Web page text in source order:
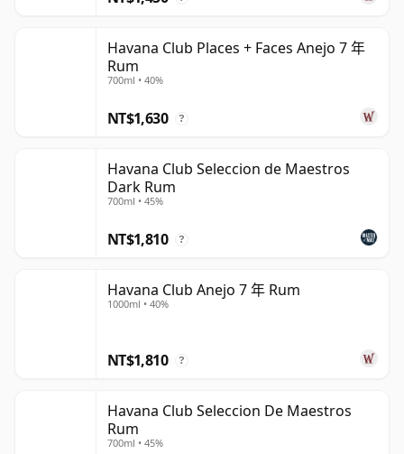
Havana Club Places + Faces Anejo 7 年
Rum
700ml • 40%
NT$1,630 ?
Havana Club Seleccion de Maestros
Dark Rum
700ml • 45%
NT$1,810 ?
Havana Club Anejo 7 年 Rum
1000ml • 40%
NT$1,810 ?
Havana Club Seleccion De Maestros
Rum
700ml • 45%